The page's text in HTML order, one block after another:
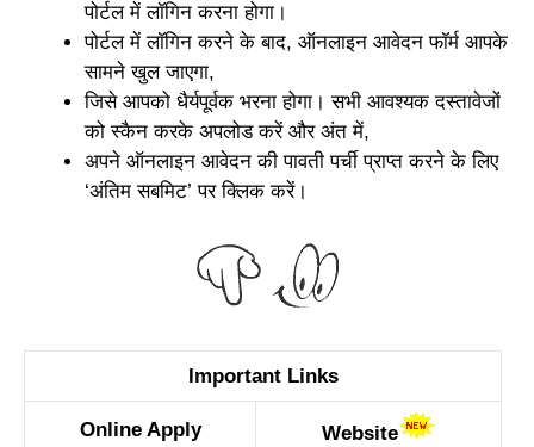
पोर्टल में लॉगिन करना होगा।
पोर्टल में लॉगिन करने के बाद, ऑनलाइन आवेदन फॉर्म आपके
सामने खुल जाएगा,
जिसे आपको धैर्यपूर्वक भरना होगा। सभी आवश्यक दस्तावेजों
को स्कैन करके अपलोड करें और अंत में,
अपने ऑनलाइन आवेदन की पावती पर्ची प्राप्त करने के लिए
‘अंतिम सबमिट’ पर क्लिक करें।
Important Links
Online Apply Website